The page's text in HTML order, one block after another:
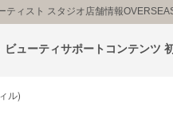
ティスト スタジオ店舗情報
ビューティサポートコンテンツ
ル)